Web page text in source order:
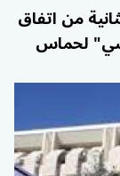
من اتفاق
لحماس